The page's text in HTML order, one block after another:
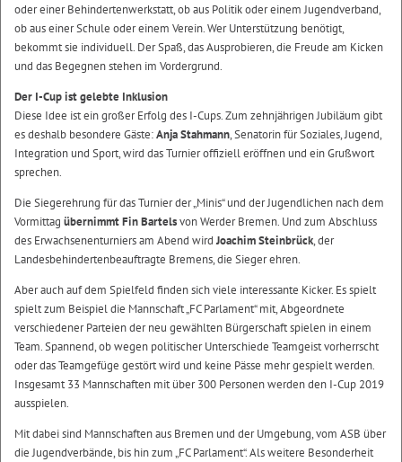
oder einer Behindertenwerkstatt, ob aus Politik oder einem Jugendverband,
ob aus einer Schule oder einem Verein. Wer Unterstützung benötigt,
bekommt sie individuell. Der Spaß, das Ausprobieren, die Freude am Kicken
und das Begegnen stehen im Vordergrund.
Der I-Cup ist gelebte Inklusion
Diese Idee ist ein großer Erfolg des I-Cups. Zum zehnjährigen Jubiläum gibt
es deshalb besondere Gäste:Anja Stahmann, Senatorin für Soziales, Jugend,
Integration und Sport, wird das Turnier offiziell eröffnen und ein Grußwort
sprechen.
Die Siegerehrung für das Turnier der „Minis“ und der Jugendlichen nach dem
Vormittag übernimmt Fin Bartelsvon Werder Bremen. Und zum Abschluss
des Erwachsenenturniers am Abend wirdJoachim Steinbrück, der
Landesbehindertenbeauftragte Bremens, die Sieger ehren.
Aber auch auf dem Spielfeld finden sich viele interessante Kicker. Es spielt
spielt zum Beispiel die Mannschaft „FC Parlament“ mit, Abgeordnete
verschiedener Parteien der neu gewählten Bürgerschaft spielen in einem
Team. Spannend, ob wegen politischer Unterschiede Teamgeist vorherrscht
oder das Teamgefüge gestört wird und keine Pässe mehr gespielt werden.
Insgesamt 33 Mannschaften mit über 300 Personen werden den I-Cup 2019
ausspielen.
Mit dabei sind Mannschaften aus Bremen und der Umgebung, vom ASB über
die Jugendverbände, bis hin zum „FC Parlament“. Als weitere Besonderheit